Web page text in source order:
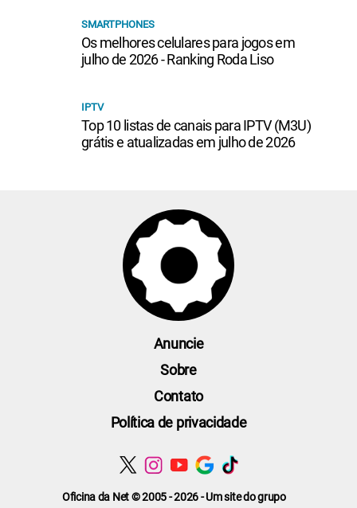
SMARTPHONES
Os melhores celulares para jogos em
julho de 2026 - Ranking Roda Liso
IPTV
Top 10 listas de canais para IPTV (M3U)
grátis e atualizadas em julho de 2026
Oficina da Net © 2005 - 2026 - Um site do grupo
Anuncie
Sobre
Contato
Política de privacidade